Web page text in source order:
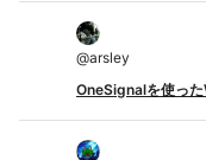
@arsley
OneSignalを使っ